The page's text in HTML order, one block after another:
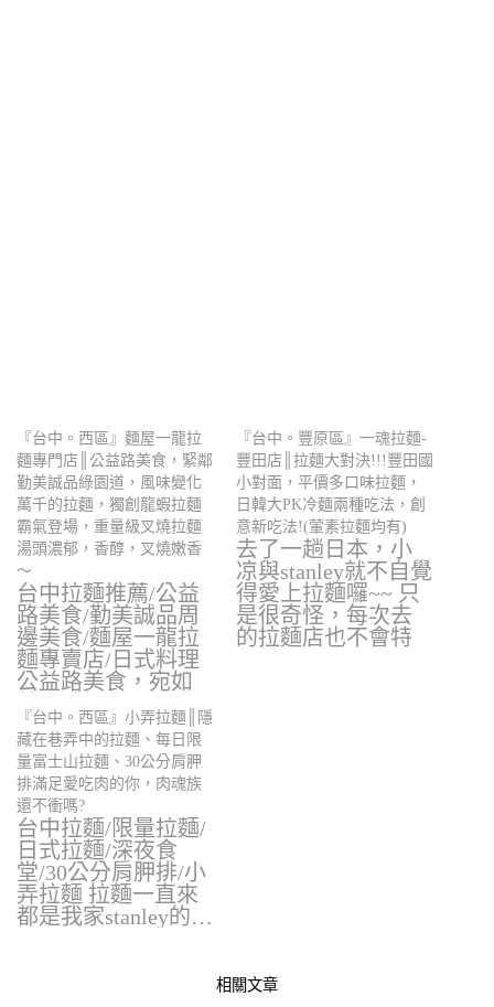
『台中。西區』麵屋一龍拉
麵專門店║公益路美食，緊鄰
勤美誠品綠園道，風味變化
萬千的拉麵，獨創龍蝦拉麵
霸氣登場，重量級叉燒拉麵
湯頭濃郁，香醇，叉燒嫩香
～
台中拉麵推薦/公益
路美食/勤美誠品周
邊美食/麵屋一龍拉
麵專賣店/日式料理
公益路美食，宛如
美食戰場，…
『台中。豐原區』一魂拉麵-
豐田店║拉麵大對決!!!豐田國
小對面，平價多口味拉麵，
日韓大PK冷麵兩種吃法，創
意新吃法!(葷素拉麵均有)
去了一趟日本，小
凉與stanley就不自覺
得愛上拉麵囉~~ 只
是很奇怪，每次去
的拉麵店也不會特
『台中。西區』小弄拉麵║隱
藏在巷弄中的拉麵、每日限
量富士山拉麵、30公分肩胛
排滿足愛吃肉的你，肉魂族
還不衝嗎?
台中拉麵/限量拉麵/
日式拉麵/深夜食
堂/30公分肩胛排/小
弄拉麵 拉麵一直來
都是我家stanley的…
相關文章